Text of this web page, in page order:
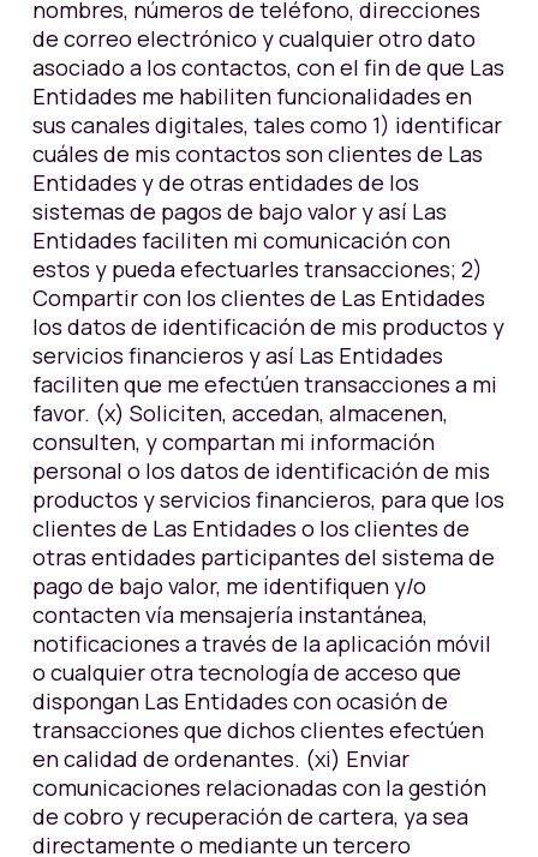
nombres, números de teléfono, direcciones
de correo electrónico y cualquier otro dato
asociado a los contactos, con el fin de que Las
Entidades me habiliten funcionalidades en
sus canales digitales, tales como 1) identificar
cuáles de mis contactos son clientes de Las
Entidades y de otras entidades de los
sistemas de pagos de bajo valor y así Las
Entidades faciliten mi comunicación con
estos y pueda efectuarles transacciones; 2)
Compartir con los clientes de Las Entidades
los datos de identificación de mis productos y
servicios financieros y así Las Entidades
faciliten que me efectúen transacciones a mi
favor. (x) Soliciten, accedan, almacenen,
consulten, y compartan mi información
personal o los datos de identificación de mis
productos y servicios financieros, para que los
clientes de Las Entidades o los clientes de
otras entidades participantes del sistema de
pago de bajo valor, me identifiquen y/o
contacten vía mensajería instantánea,
notificaciones a través de la aplicación móvil
o cualquier otra tecnología de acceso que
dispongan Las Entidades con ocasión de
transacciones que dichos clientes efectúen
en calidad de ordenantes. (xi) Enviar
comunicaciones relacionadas con la gestión
de cobro y recuperación de cartera, ya sea
directamente o mediante un tercero